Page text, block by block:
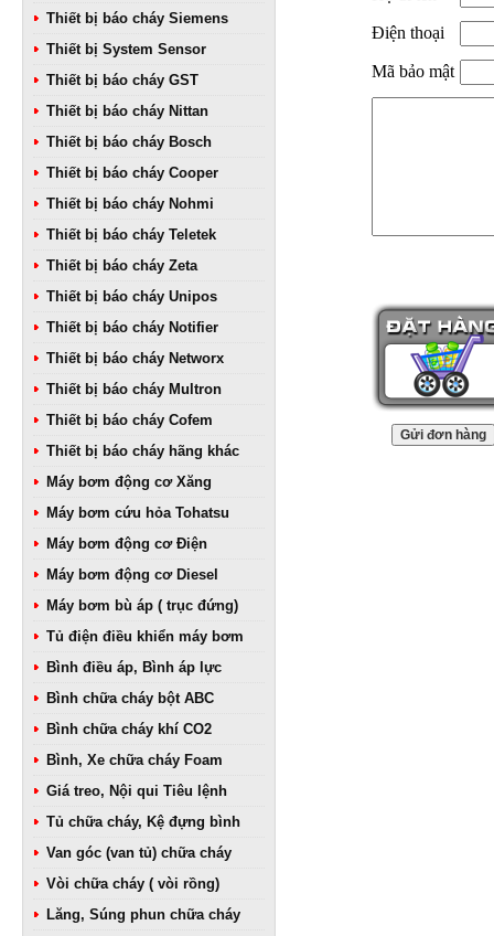
Thiết bị báo cháy Siemens
Thiết bị System Sensor
Thiết bị báo cháy GST
Thiết bị báo cháy Nittan
Thiết bị báo cháy Bosch
Thiết bị báo cháy Cooper
Thiết bị báo cháy Nohmi
Thiết bị báo cháy Teletek
Thiết bị báo cháy Zeta
Thiết bị báo cháy Unipos
Thiết bị báo cháy Notifier
Thiết bị báo cháy Networx
Thiết bị báo cháy Multron
Thiết bị báo cháy Cofem
Thiết bị báo cháy hãng khác
Máy bơm động cơ Xăng
Máy bơm cứu hỏa Tohatsu
Máy bơm động cơ Điện
Máy bơm động cơ Diesel
Máy bơm bù áp ( trục đứng)
Tủ điện điều khiển máy bơm
Bình điều áp, Bình áp lực
Bình chữa cháy bột ABC
Bình chữa cháy khí CO2
Bình, Xe chữa cháy Foam
Giá treo, Nội qui Tiêu lệnh
Tủ chữa cháy, Kệ đựng bình
Van góc (van tủ) chữa cháy
Vòi chữa cháy ( vòi rồng)
Lăng, Súng phun chữa cháy
Điện thoại
Mã bảo mật